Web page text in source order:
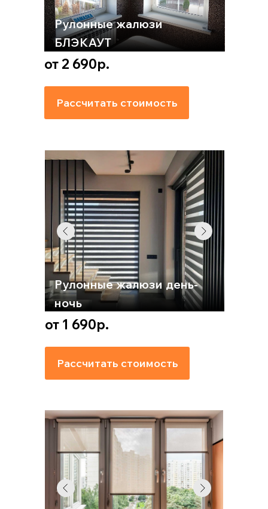
Рассчитать стоимость
от 1 690р.
Рулонные жалюзи день-
ночь
Рассчитать стоимость
от 2 690р.
Рулонные жалюзи
БЛЭКАУТ